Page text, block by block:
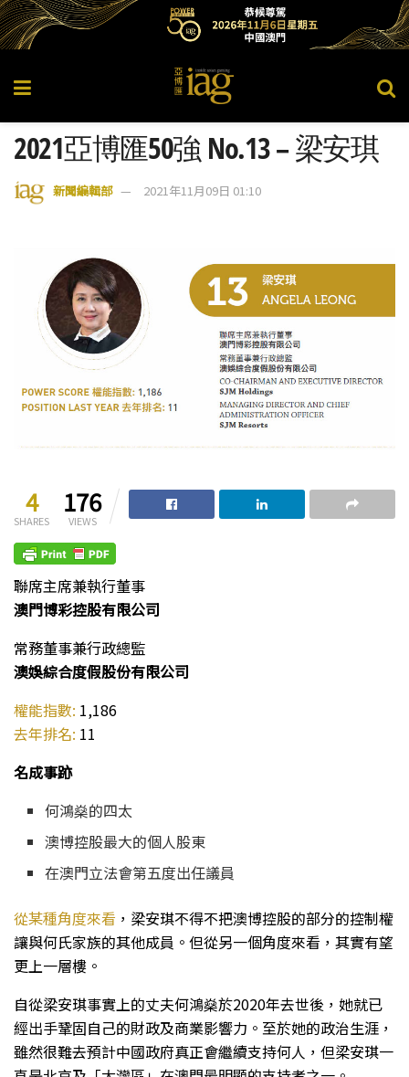
2021亞博匯50強 No.13 – 梁安琪
新聞編輯部 2021年11月09日 01:10
4
SHARES
176
VIEWS
聯席主席兼執行董事
澳門博彩控股有限公司
常務董事兼行政總監
澳娛綜合度假股份有限公司
權能指數: 1,186
去年排名: 11
名成事跡
何鴻燊的四太
澳博控股最大的個人股東
在澳門立法會第五度出任議員
從某種角度來看 ，梁安琪不得不把澳博控股的部分的控制權
讓與何氏家族的其他成員。但從另一個角度來看，其實有望
更上一層樓。
自從梁安琪事實上的丈夫何鴻燊於2020年去世後，她就已
經出手鞏固自己的財政及商業影響力。至於她的政治生涯，
雖然很難去預計中國政府真正會繼續支持何人，但梁安琪一